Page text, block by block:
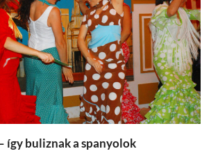
így buliznak a spanyolok